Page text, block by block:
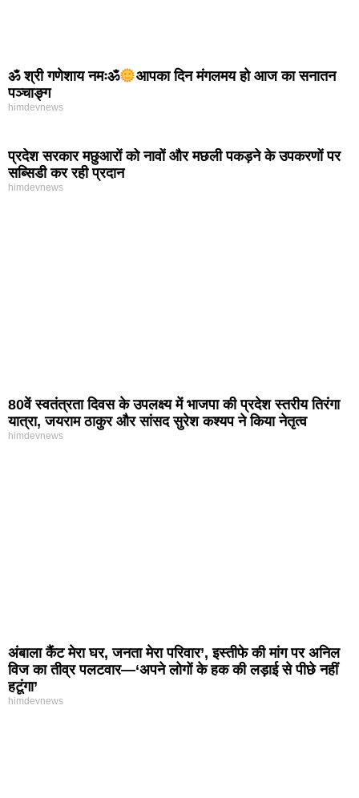
ॐ श्री गणेशाय नमःॐ
आपका दिन मंगलमय हो आज का सनातन
पञ्चाङ्ग
himdevnews
प्रदेश सरकार मछुआरों को नावों और मछली पकड़ने के उपकरणों पर
सब्सिडी कर रही प्रदान
himdevnews
80वें स्वतंत्रता दिवस के उपलक्ष्य में भाजपा की प्रदेश स्तरीय तिरंगा
यात्रा, जयराम ठाकुर और सांसद सुरेश कश्यप ने किया नेतृत्व
himdevnews
अंबाला कैंट मेरा घर, जनता मेरा परिवार’, इस्तीफे की मांग पर अनिल
विज का तीव्र पलटवार—‘अपने लोगों के हक की लड़ाई से पीछे नहीं
हटूंगा’
himdevnews